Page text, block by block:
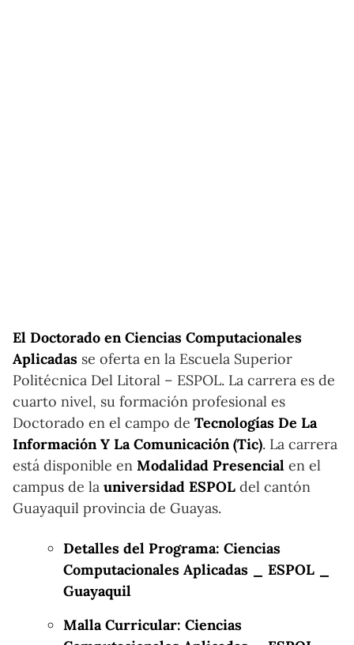
El Doctorado en Ciencias Computacionales
Aplicadas se oferta en la Escuela Superior
Politécnica Del Litoral – ESPOL. La carrera es de
cuarto nivel, su formación profesional es
Doctorado en el campo de Tecnologías De La
Información Y La Comunicación (Tic). La carrera
está disponible en Modalidad Presencial en el
campus de la universidad ESPOL del cantón
Guayaquil provincia de Guayas.
Detalles del Programa: Ciencias
Computacionales Aplicadas _ ESPOL _
Guayaquil
Malla Curricular: Ciencias